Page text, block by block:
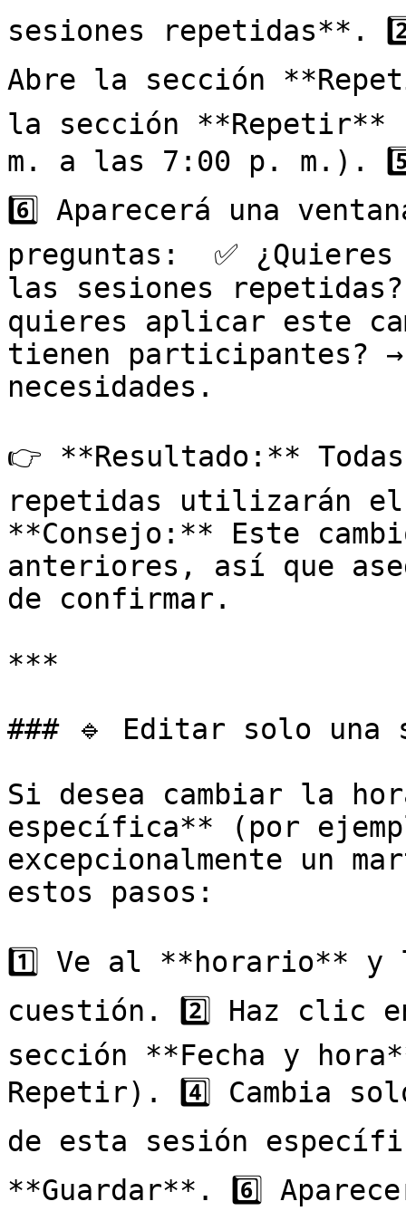
sesiones repetidas**.
Abre la sección
la sección
m. a las 7:00 p. m.).
6️⃣ Aparecerá una
preguntas:  ✅
las sesiones
quieres aplicar este
tienen participantes?
necesidades.
👉 **Resultado:**
repetidas utilizarán el
**Consejo:** Este
anteriores, así que
de confirmar.
***
### 🔹 Editar solo una
Si desea cambiar la
específica** (por
excepcionalmente un
estos pasos:
1️⃣ Ve al **horario**
cuestión. 2️⃣ Haz clic
sección **Fecha y
Repetir). 4️⃣ Cambia
de esta sesión
**Guardar**. 6️⃣